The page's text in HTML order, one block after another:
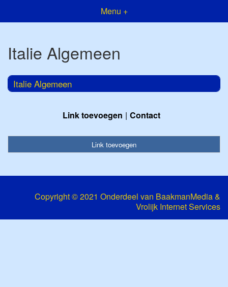
Menu +
Italie Algemeen
Italie Algemeen
Link toevoegen Contact
Link toevoegen
Copyright © 2021 Onderdeel van BaakmanMedia&
Vrolijk Internet Services